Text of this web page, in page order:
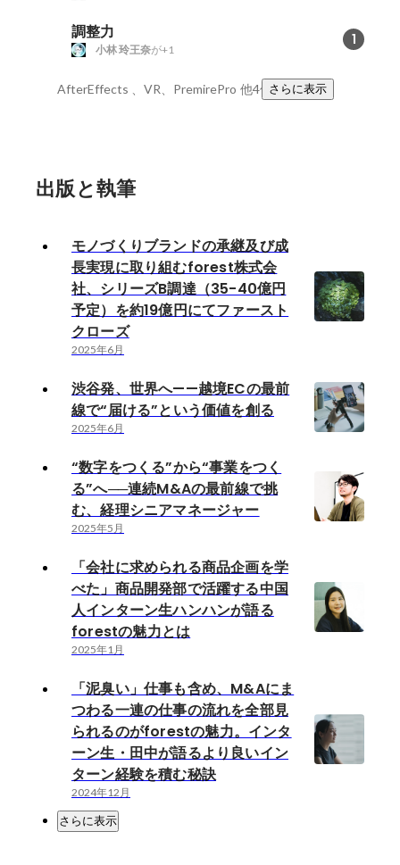
調整力 1
小林 玲王奈が+1
AfterEffects 、VR、PremirePro 他4件さらに表示
出版と執筆
モノづくりブランドの承継及び成
長実現に取り組むforest株式会
社、シリーズB調達（35-40億円
予定）を約19億円にてファースト
クローズ
2025年6月
渋谷発、世界へ——越境ECの最前
線で“届ける”という価値を創る
2025年6月
“数字をつくる”から“事業をつく
る”へ──連続M&Aの最前線で挑
む、経理シニアマネージャー
2025年5月
「会社に求められる商品企画を学
べた」商品開発部で活躍する中国
人インターン生ハンハンが語る
forestの魅力とは
2025年1月
「泥臭い」仕事も含め、M&Aにま
つわる一連の仕事の流れを全部見
られるのがforestの魅力。インタ
ーン生・田中が語るより良いイン
ターン経験を積む秘訣
2024年12月
さらに表示